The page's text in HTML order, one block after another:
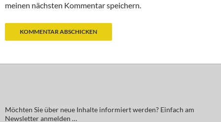
meinen nächsten Kommentar speichern.
Möchten Sie über neue Inhalte informiert werden? Einfach am
Newsletter anmelden …